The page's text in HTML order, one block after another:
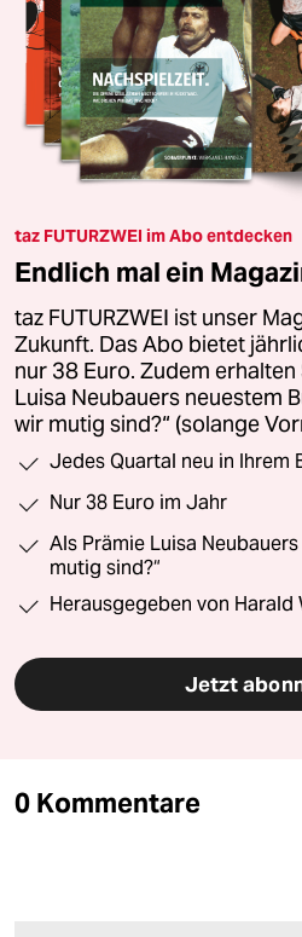
taz FUTURZWEI im Abo entdecken
Endlich mal ein
taz FUTURZWEI ist unser
Zukunft. Das Abo bietet
nur 38 Euro. Zudem
Luisa Neubauers neuestem
wir mutig sind?“ (solange
Jedes Quartal neu in Ihrem
Nur 38 Euro im Jahr
Als Prämie Luisa
mutig sind?“
Herausgegeben von Harald
Jetzt
0 Kommentare